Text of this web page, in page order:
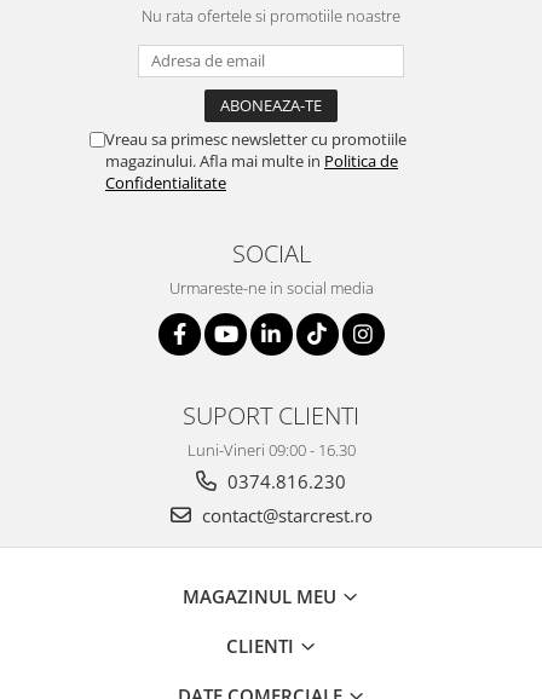
Nu rata ofertele si promotiile noastre
Vreau sa primesc newsletter cu promotiile
magazinului. Afla mai multe in Politica de
Confidentialitate
SOCIAL
Urmareste-ne in social media
SUPORT CLIENTI
Luni-Vineri 09:00 - 16.30
0374.816.230
contact@starcrest.ro
MAGAZINUL MEU
CLIENTI